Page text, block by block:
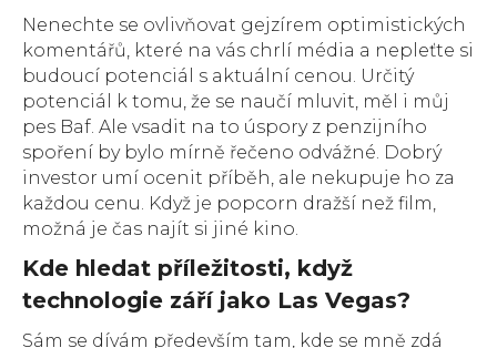
Nenechte se ovlivňovat gejzírem optimistických
komentářů, které na vás chrlí média a nepleťte si
budoucí potenciál s aktuální cenou. Určitý
potenciál k tomu, že se naučí mluvit, měl i můj
pes Baf. Ale vsadit na to úspory z penzijního
spoření by bylo mírně řečeno odvážné. Dobrý
investor umí ocenit příběh, ale nekupuje ho za
každou cenu. Když je popcorn dražší než film,
možná je čas najít si jiné kino.
Kde hledat příležitosti, když
technologie září jako Las Vegas?
Sám se dívám především tam, kde se mně zdá